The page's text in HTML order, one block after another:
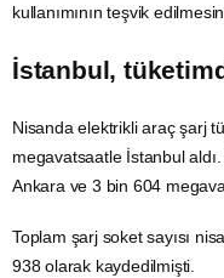
kullanımınınteşvik
İstanbul,
Nisandaelektrikli araçşarj
megavatsaatle İstanbul
Ankara ve 3 bin 604
Toplam şarj soket sayısı
938 olarak kaydedilmişti.